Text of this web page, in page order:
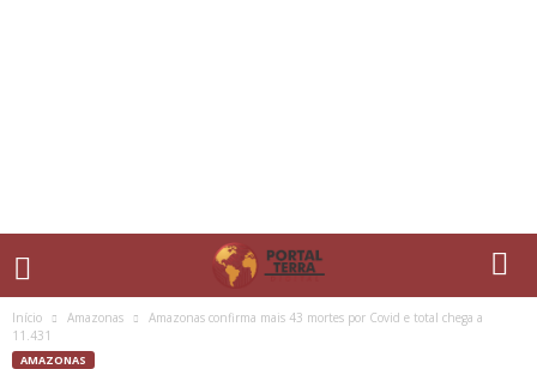
Início Amazonas
Amazonas confirma mais 43 mortes por Covid e total chega a
11.431
AMAZONAS